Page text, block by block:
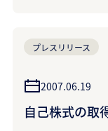
プレスリリース
2007.06.19
自己株式の取